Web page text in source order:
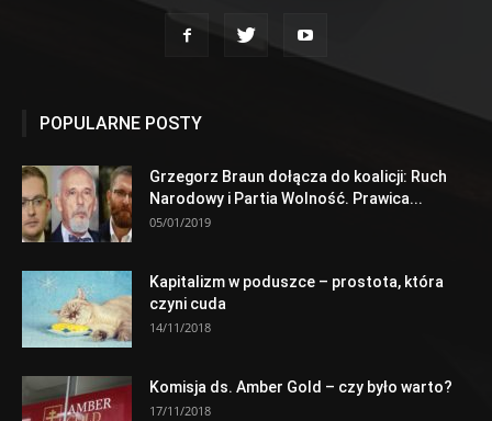
POPULARNE POSTY
Grzegorz Braun dołącza do koalicji: Ruch
Narodowy i Partia Wolność. Prawica...
05/01/2019
Kapitalizm w poduszce – prostota, która
czyni cuda
14/11/2018
Komisja ds. Amber Gold – czy było warto?
17/11/2018